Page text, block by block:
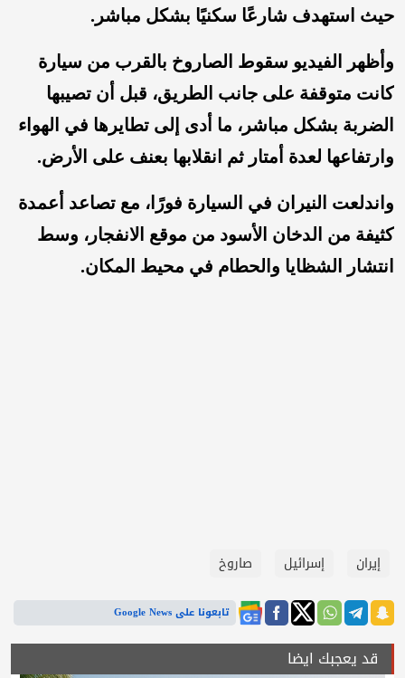
حيث استهدف شارعًا سكنيًا بشكل مباشر.
وأظهر الفيديو سقوط الصاروخ بالقرب من سيارة
كانت متوقفة على جانب الطريق، قبل أن تصيبها
الضربة بشكل مباشر، ما أدى إلى تطايرها في الهواء
وارتفاعها لعدة أمتار ثم انقلابها بعنف على الأرض.
واندلعت النيران في السيارة فورًا، مع تصاعد أعمدة
كثيفة من الدخان الأسود من موقع الانفجار، وسط
انتشار الشظايا والحطام في محيط المكان.
إيران إسرائيل صاروخ
تابعونا على Google News
قد يعجبك ايضا